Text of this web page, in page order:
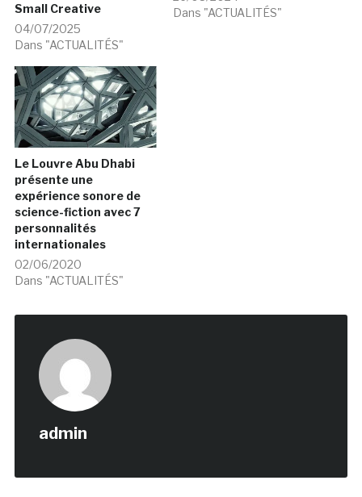
Small Creative
04/07/2025
Dans "ACTUALITÉS"
Dans "ACTUALITÉS"
Le Louvre Abu Dhabi
présente une
expérience sonore de
science-fiction avec 7
personnalités
internationales
02/06/2020
Dans "ACTUALITÉS"
admin